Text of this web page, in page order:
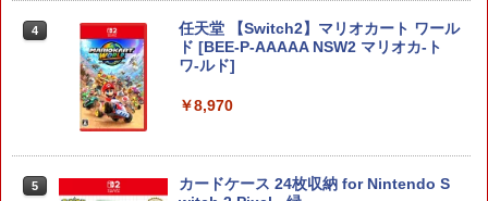
4
任天堂 【Switch2】マリオカート ワール
ド [BEE-P-AAAAA NSW2 マリオカ-ト
ワ-ルド]
￥8,970
5
カードケース 24枚収納 for Nintendo S